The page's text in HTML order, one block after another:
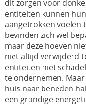
dit zorgen voor
entiteiten kunnen
aangetrokken voelen
bevinden zich wel
maar deze hoeven
niet altijd verwijderd
entiteiten niet
te ondernemen. Maar
huis naar beneden
een grondige